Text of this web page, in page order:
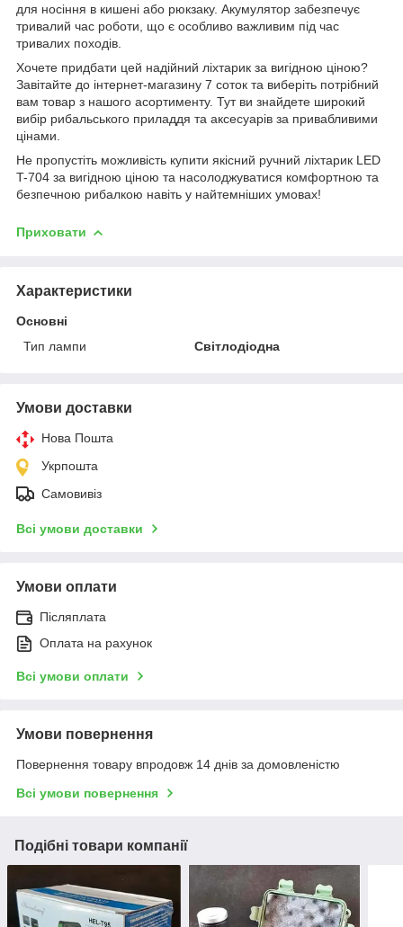
для носіння в кишені або рюкзаку. Акумулятор забезпечує
тривалий час роботи, що є особливо важливим під час
тривалих походів.
Хочете придбати цей надійний ліхтарик за вигідною ціною?
Завітайте до інтернет-магазину 7 соток та виберіть потрібний
вам товар з нашого асортименту. Тут ви знайдете широкий
вибір рибальського приладдя та аксесуарів за привабливими
цінами.
Не пропустіть можливість купити якісний ручний ліхтарик LED
T-704 за вигідною ціною та насолоджуватися комфортною та
безпечною рибалкою навіть у найтемніших умовах!
Приховати
Характеристики
Основні
Тип лампи
Світлодіодна
Умови доставки
Нова Пошта
Укрпошта
Самовивіз
Всі умови доставки
Умови оплати
Післяплата
Оплата на рахунок
Всі умови оплати
Умови повернення
Повернення товару впродовж 14 днів за домовленістю
Всі умови повернення
Подібні товари компанії